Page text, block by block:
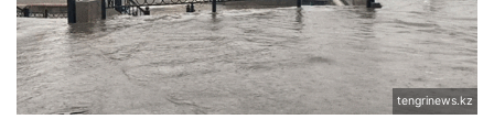
tengrinews.kz